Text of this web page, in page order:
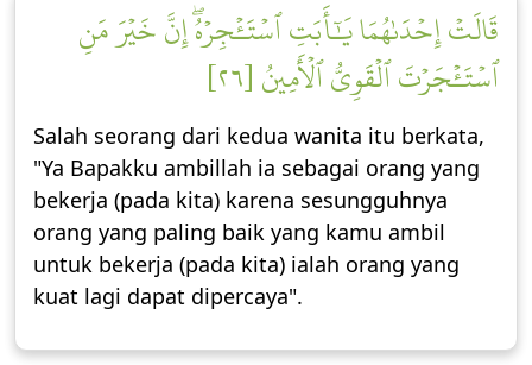
قَالَتۡ إِحۡدَىٰهُمَا يَٰٓأَبَتِ ٱسۡتَـٔۡجِرۡهُۖ إِنَّ خَيۡرَ مَنِ
ٱسۡتَـٔۡجَرۡتَ ٱلۡقَوِيُّ ٱلۡأَمِينُ [٢٦]
Salah seorang dari kedua wanita itu berkata,
"Ya Bapakku ambillah ia sebagai orang yang
bekerja (pada kita) karena sesungguhnya
orang yang paling baik yang kamu ambil
untuk bekerja (pada kita) ialah orang yang
kuat lagi dapat dipercaya".